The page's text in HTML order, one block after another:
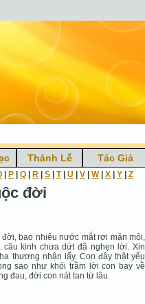
Thánh Lễ Tác Giả
P Q R S T| U V W| X Y Z
đời
bao nhiêu nước mắt rơi mặn môi,
kinh chưa dứt đã nghẹn lời. Xin
thương nhận lấy. Con đây thật yếu
sao như khói trầm lời con bay về
đau, đời con nát tan từ lâu.